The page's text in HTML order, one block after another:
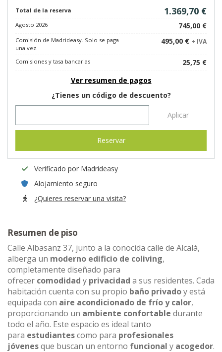
Total de la reserva 1.369,70 €
Agosto 2026 745,00 €
Comisión de Madrideasy. Solo se paga
una vez.
495,00 € + IVA
Comisiones y tasa bancarias
25,75 €
Ver resumen de pagos
¿Tienes un código de descuento?
Aplicar
Reservar
Verificado por Madrideasy
Alojamiento seguro
¿Quieres reservar una visita?
Resumen de piso
Calle Albasanz 37, junto a la conocida calle de Alcalá,
alberga un moderno edificio de coliving,
completamente diseñado para
ofrecer comodidad y privacidad a sus residentes. Cada
habitación cuenta con su propio baño privadoy está
equipada con aire acondicionado de frío y calor,
proporcionando un ambiente confortable durante
todo el año. Este espacio es ideal tanto
para estudiantescomo para profesionales
jóvenesque buscan un entorno funcional y acogedor.